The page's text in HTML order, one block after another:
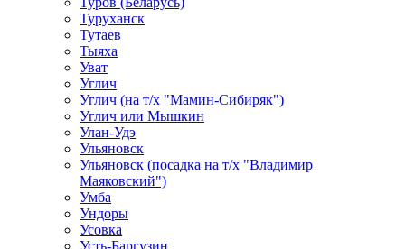
Туруханск
Тутаев
Тыяха
Уват
Углич
Углич (на т/х "Мамин-Сибиряк")
Углич или Мышкин
Улан-Удэ
Ульяновск
Ульяновск (посадка на т/х "Владимир
Маяковский")
Умба
Ундоры
Усовка
Усть-Баргузин